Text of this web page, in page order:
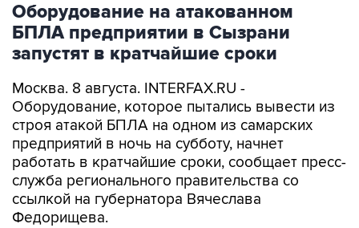
Оборудование на атакованном
БПЛА предприятии в Сызрани
запустят в кратчайшие сроки
Москва. 8 августа. INTERFAX.RU -
Оборудование, которое пытались вывести из
строя атакой БПЛА на одном из самарских
предприятий в ночь на субботу, начнет
работать в кратчайшие сроки, сообщает пресс-
служба регионального правительства со
ссылкой на губернатора Вячеслава
Федорищева.